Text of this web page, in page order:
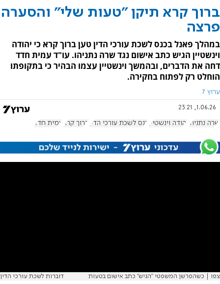
ברוך קרא תיקן "טעות שלי" והסערה
פרצה
במהלך פאנל בכנס לשכת עורכי הדין טען ברוך קרא כי יהודה
וינשטיין הגיש כתב אישום נגד שרה נתניהו. עו"ד עמית חדד
דחה את הדברים, ובהמשך וינשטיין עצמו הבהיר כי בתקופתו
הוחלט רק לפתוח בחקירה.
ערוץ 7
1.06.26, 23:21
שרה נתניהו יהודה וינשטיין כנס לשכת עורכי הדין ברוך קרא עמית חדד
צפו | כשהפרשן המשפטי "הגיש" כתב אישום בטעות דוברות לשכת עורכי הדין